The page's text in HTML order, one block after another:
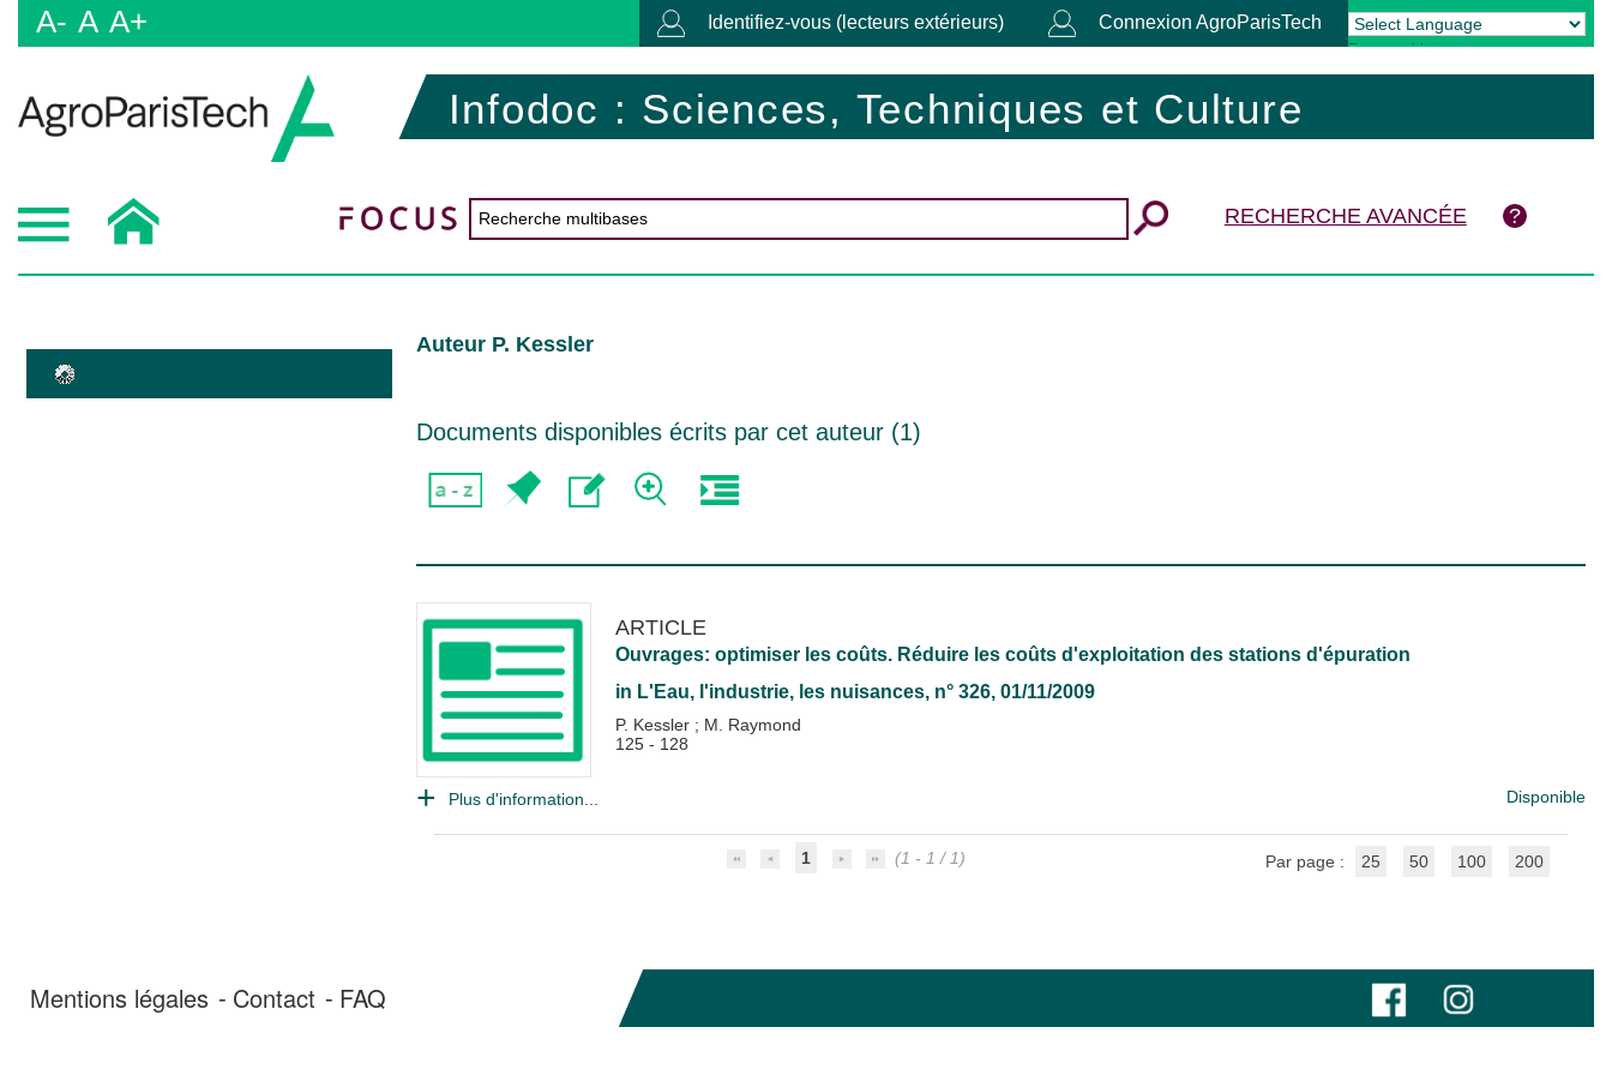
A- A A+ Identifiez-vous (lecteurs extérieurs) Connexion AgroParisTech
Powered by Translate
Infodoc : Sciences, Techniques et Culture
RECHERCHE AVANCÉE
Auteur P. Kessler
Documents disponibles écrits par cet auteur (1)
ARTICLE
Ouvrages: optimiser les coûts. Réduire les coûts d'exploitation des stations d'épuration
in L'Eau, l'industrie, les nuisances, n° 326, 01/11/2009
P. Kessler ; M. Raymond
125 - 128
Plus d'information... Disponible
1 (1 - 1 / 1) Par page : 25 50 100 200
Mentions légales Contact FAQ